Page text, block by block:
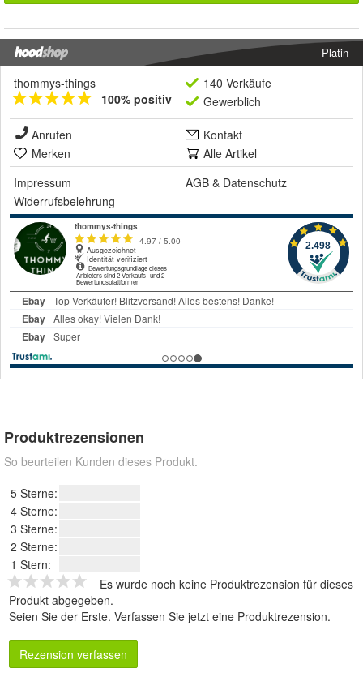
Platin
thommys-things
100% positiv
140 Verkäufe
Gewerblich
Anrufen
Kontakt
Merken
Alle Artikel
Impressum
AGB & Datenschutz
Widerrufsbelehrung
Produktrezensionen
So beurteilen Kunden dieses Produkt.
5 Sterne:
4 Sterne:
3 Sterne:
2 Sterne:
1 Stern:
Es wurde noch keine Produktrezension für dieses
Produkt abgegeben.
Seien Sie der Erste. Verfassen Sie jetzt eine Produktrezension.
Rezension verfassen